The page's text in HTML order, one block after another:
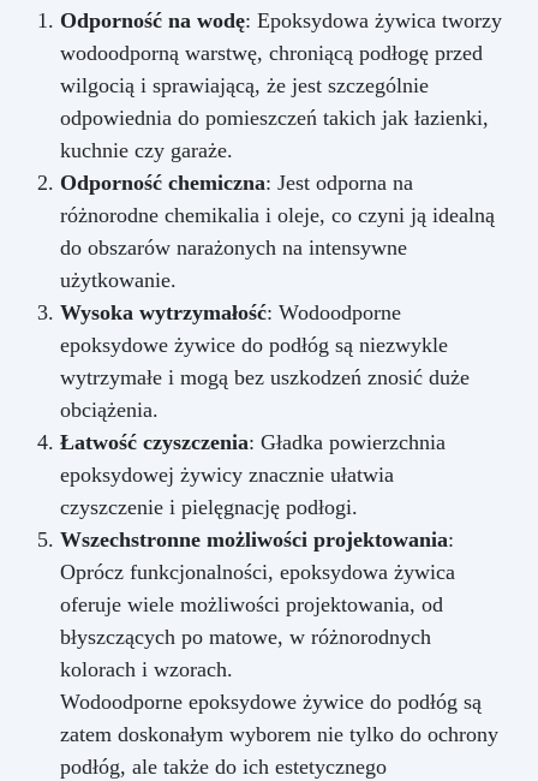
Odporność na wodę: Epoksydowa żywica tworzy
wodoodporną warstwę, chroniącą podłogę przed
wilgocią i sprawiającą, że jest szczególnie
odpowiednia do pomieszczeń takich jak łazienki,
kuchnie czy garaże.
Odporność chemiczna: Jest odporna na
różnorodne chemikalia i oleje, co czyni ją idealną
do obszarów narażonych na intensywne
użytkowanie.
Wysoka wytrzymałość: Wodoodporne
epoksydowe żywice do podłóg są niezwykle
wytrzymałe i mogą bez uszkodzeń znosić duże
obciążenia.
Łatwość czyszczenia: Gładka powierzchnia
epoksydowej żywicy znacznie ułatwia
czyszczenie i pielęgnację podłogi.
Wszechstronne możliwości projektowania:
Oprócz funkcjonalności, epoksydowa żywica
oferuje wiele możliwości projektowania, od
błyszczących po matowe, w różnorodnych
kolorach i wzorach.
Wodoodporne epoksydowe żywice do podłóg są
zatem doskonałym wyborem nie tylko do ochrony
podłóg, ale także do ich estetycznego